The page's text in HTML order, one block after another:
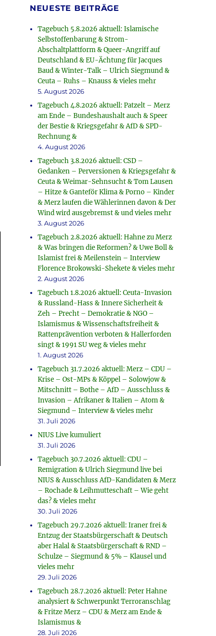
NEUESTE BEITRÄGE
Tagebuch 5.8.2026 aktuell: Islamische
Selbstoffenbarung & Strom-
Abschaltplattform & Queer-Angriff auf
Deutschland & EU-Ächtung für Jacques
Baud & Winter-Talk – Ulrich Siegmund &
Ceuta – Ruhs – Knauss & vieles mehr
5. August 2026
Tagebuch 4.8.2026 aktuell: Patzelt – Merz
am Ende – Bundeshaushalt auch & Speer
der Bestie & Kriegsgefahr & AfD & SPD-
Rechnung &
4. August 2026
Tagebuch 3.8.2026 aktuell: CSD –
Gedanken – Perversionen & Kriegsgefahr &
Ceuta & Weimar-Sehnsucht & Tom Lausen
– Hitze & Ganteför Klima & Porno – Kinder
& Merz laufen die Wählerinnen davon & Der
Wind wird ausgebremst & und vieles mehr
3. August 2026
Tagebuch 2.8.2026 aktuell: Hahne zu Merz
& Was bringen die Reformen? & Uwe Boll &
Islamist frei & Meilenstein – Interview
Florence Brokowski-Shekete & vieles mehr
2. August 2026
Tagebuch 1.8.2026 aktuell: Ceuta-Invasion
& Russland-Hass & Innere Sicherheit &
Zeh – Precht – Demokratie & NGO –
Islamismus & Wissenschaftsfreiheit &
Rattenprävention verboten & Hallerforden
singt & 1991 SU weg & vieles mehr
1. August 2026
Tagebuch 31.7.2026 aktuell: Merz – CDU –
Krise – Ost-MPs & Köppel – Solowjow &
Mitschnitt – Bothe – AfD – Ausschluss &
Invasion – Afrikaner & Italien – Atom &
Siegmund – Interview & vieles mehr
31. Juli 2026
NIUS Live kumuliert
31. Juli 2026
Tagebuch 30.7.2026 aktuell: CDU –
Remigration & Ulrich Siegmund live bei
NIUS & Ausschluss AfD-Kandidaten & Merz
– Rochade & Leihmutteschaft – Wie geht
das? & vieles mehr
30. Juli 2026
Tagebuch 29.7.2026 aktuell: Iraner frei &
Entzug der Staatsbürgerschaft & Deutsch
aber Halal & Staatsbürgerschaft & RND –
Schulze – Siegmund & 5% – Klausel und
vieles mehr
29. Juli 2026
Tagebuch 28.7.2026 aktuell: Peter Hahne
analysiert & Schwerpunkt Terroranschlag
& Fritze Merz – CDU & Merz am Ende &
Islamismus &
28. Juli 2026